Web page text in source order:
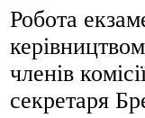
Робота
членів
секретаря